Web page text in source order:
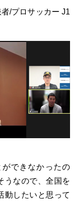
/プロサッカー J1
できなかったの
うなので、全国を
動したいと思って